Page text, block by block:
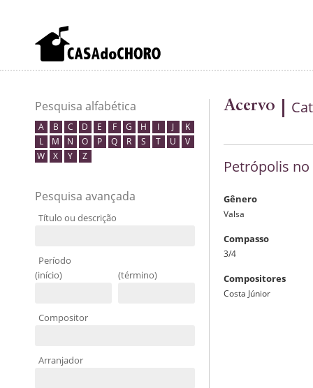
Pesquisa alfabética
A B C D E F G H I J
K
L
M N O P Q R S T U
V
W
X Y Z
Pesquisa avançada
Título ou descrição
Período
(início)
(término)
Compositor
Arranjador
Acervo
Petrópolis
Gênero
Valsa
Compasso
3/4
Compositores
Costa Júnior